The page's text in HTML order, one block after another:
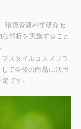
境資源科学研究セ
解析を実施すること
スタイルコスメブラ
て今後の商品に活用
です。